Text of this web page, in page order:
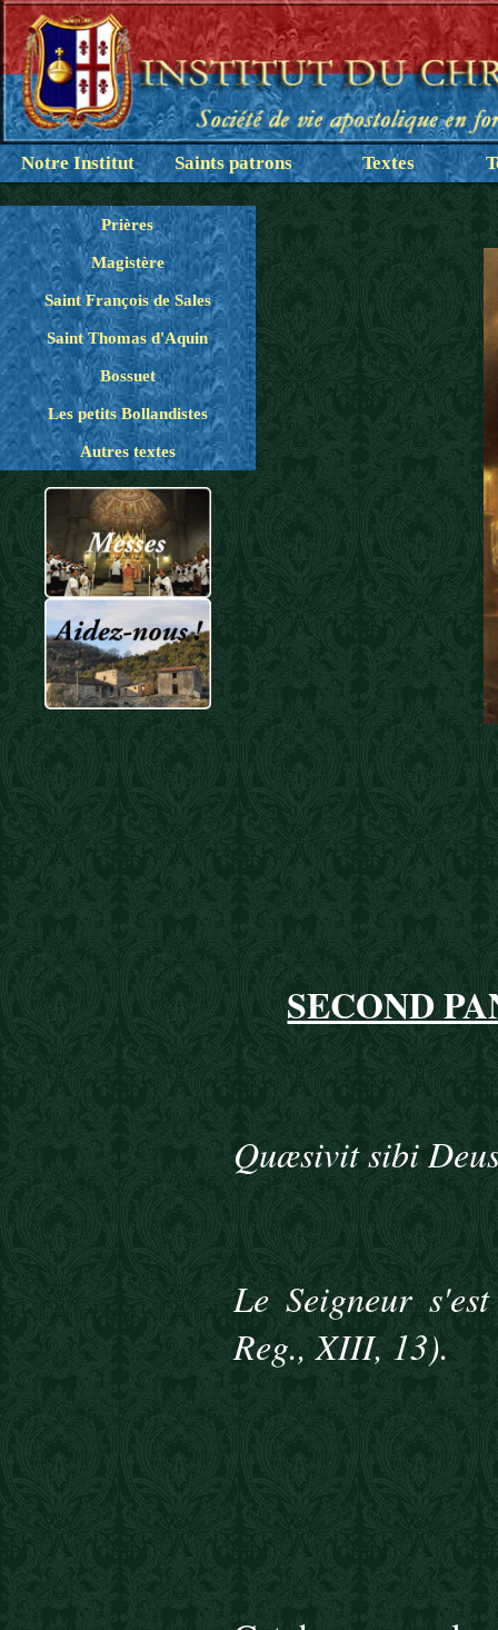
Notre Institut Saints patrons Textes
Prières
Magistère
Saint François de Sales
Saint Thomas d'Aquin
Bossuet
Les petits Bollandistes
Autres textes
SECOND
Quæsivit sibi
Le Seigneur
Reg., XIII, 13).